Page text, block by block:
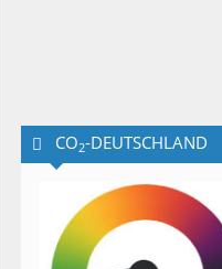
CO2-DEUTSCHLAND